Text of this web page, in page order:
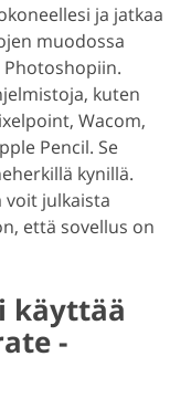
ja jatkaa
muodossa
kuten
Wacom,
Pencil. Se
kynillä.
voit julkaista
että sovellus on
käyttää
-